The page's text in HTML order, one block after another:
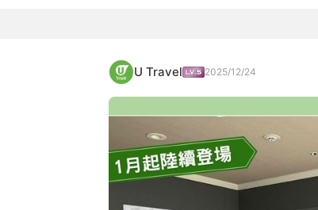
U Travel 2025/12/24